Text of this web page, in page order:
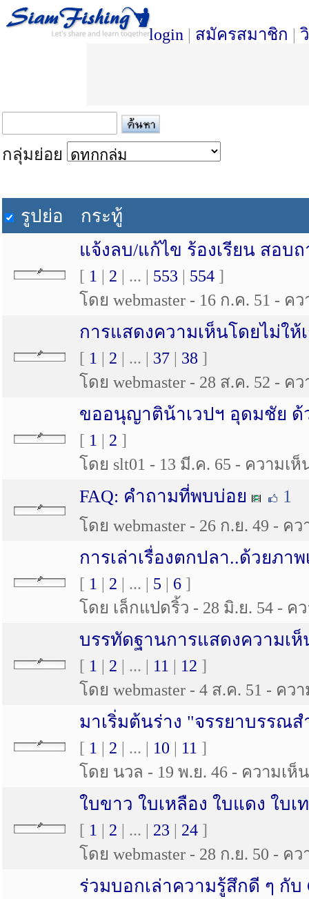
login | สมัครสมาชิก |
กลุ่มย่อย
รูปย่อ
กระทู้
แจ้งลบ/แก้ไข ร้องเรียน สอบ
[ 1 | 2 | ... | 553 | 554 ]
โดย webmaster - 16 ก.ค. 51 - ค
การแสดงความเห็นโดยไม่ให้
[ 1 | 2 | ... | 37 | 38 ]
โดย webmaster - 28 ส.ค. 52 - ค
ขออนุญาติน้าเวปฯ อุดมชัย ด้
[ 1 | 2 ]
โดย slt01 - 13 มี.ค. 65 - ความเห็
FAQ: คำถามที่พบบ่อย 1
โดย webmaster - 26 ก.ย. 49 - ค
การเล่าเรื่องตกปลา..ด้วยภา
[ 1 | 2 | ... | 5 | 6 ]
โดย เล็กแปดริ้ว - 28 มิ.ย. 54 - ค
บรรทัดฐานการแสดงความเ
[ 1 | 2 | ... | 11 | 12 ]
โดย webmaster - 4 ส.ค. 51 - คว
มาเริ่มต้นร่าง "จรรยาบรรณ
[ 1 | 2 | ... | 10 | 11 ]
โดย นวล - 19 พ.ย. 46 - ความเห็น
ใบขาว ใบเหลือง ใบแดง ใบเ
[ 1 | 2 | ... | 23 | 24 ]
โดย webmaster - 28 ก.ย. 50 - ค
ร่วมบอกเล่าความรู้สึกดี ๆ กับ